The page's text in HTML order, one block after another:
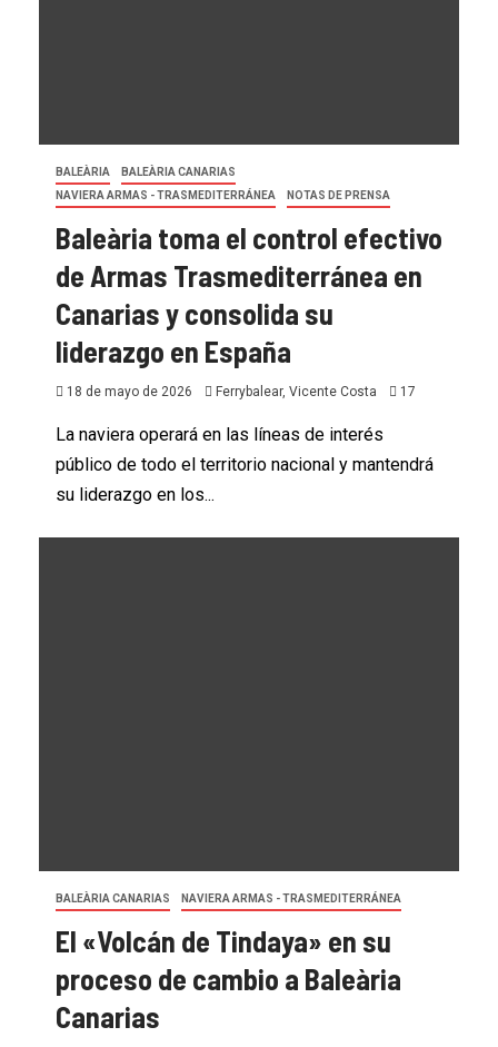
BALEÀRIA
BALEÀRIA CANARIAS
NAVIERA ARMAS - TRASMEDITERRÁNEA
NOTAS DE PRENSA
Baleària toma el control efectivo
de Armas Trasmediterránea en
Canarias y consolida su
liderazgo en España
18 de mayo de 2026 Ferrybalear, Vicente Costa 17
La naviera operará en las líneas de interés
público de todo el territorio nacional y mantendrá
su liderazgo en los...
BALEÀRIA CANARIAS NAVIERA ARMAS - TRASMEDITERRÁNEA
El «Volcán de Tindaya» en su
proceso de cambio a Baleària
Canarias